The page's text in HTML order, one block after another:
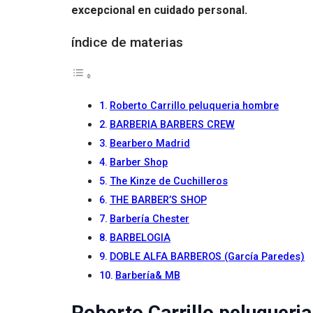
excepcional en cuidado personal.
índice de materias
Roberto Carrillo peluqueria hombre
BARBERIA BARBERS CREW
Bearbero Madrid
Barber Shop
The Kinze de Cuchilleros
THE BARBER’S SHOP
Barbería Chester
BARBELOGIA
DOBLE ALFA BARBEROS (García Paredes)
Barbería& MB